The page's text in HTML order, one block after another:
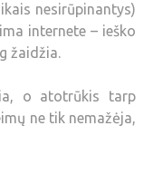
nesirūpinantys)
internete – ieško
žaidžia.
o atotrūkis tarp
ne tik nemažėja,